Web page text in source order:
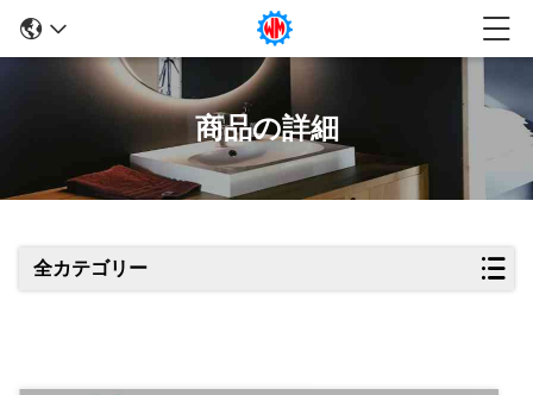
商品の詳細
全カテゴリー